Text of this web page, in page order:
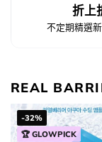
折上
不定期精選
REAL
-32%
🏆 GLOWPICK